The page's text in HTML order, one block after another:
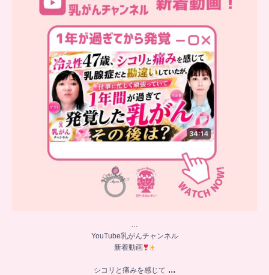
シコリと痛みを感じて
...
10
…
YouTube乳がんチャンネル
新着動画
シコリと痛みを感じて ...